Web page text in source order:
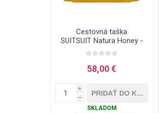
Cestovná taška
SUITSUIT Natura Honey -
25 L
58,00 €
i
h
SKLADOM